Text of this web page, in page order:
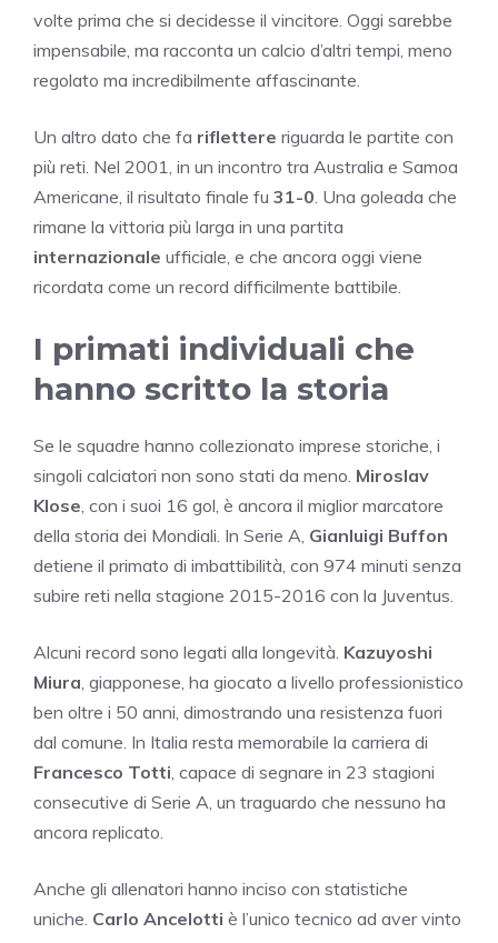
volte prima che si decidesse il vincitore. Oggi sarebbe
impensabile, ma racconta un calcio d’altri tempi, meno
regolato ma incredibilmente affascinante.
Un altro dato che fa riflettere riguarda le partite con
più reti. Nel 2001, in un incontro tra Australia e Samoa
Americane, il risultato finale fu 31-0. Una goleada che
rimane la vittoria più larga in una partita
internazionale ufficiale, e che ancora oggi viene
ricordata come un record difficilmente battibile.
I primati individuali che
hanno scritto la storia
Se le squadre hanno collezionato imprese storiche, i
singoli calciatori non sono stati da meno. Miroslav
Klose, con i suoi 16 gol, è ancora il miglior marcatore
della storia dei Mondiali. In Serie A, Gianluigi Buffon
detiene il primato di imbattibilità, con 974 minuti senza
subire reti nella stagione 2015-2016 con la Juventus.
Alcuni record sono legati alla longevità. Kazuyoshi
Miura, giapponese, ha giocato a livello professionistico
ben oltre i 50 anni, dimostrando una resistenza fuori
dal comune. In Italia resta memorabile la carriera di
Francesco Totti, capace di segnare in 23 stagioni
consecutive di Serie A, un traguardo che nessuno ha
ancora replicato.
Anche gli allenatori hanno inciso con statistiche
uniche. Carlo Ancelotti è l’unico tecnico ad aver vinto